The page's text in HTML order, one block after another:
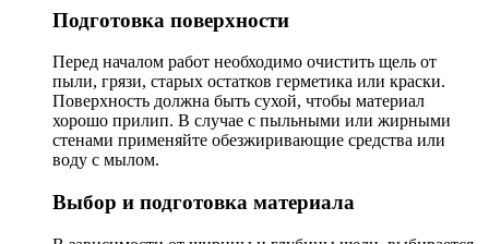
Подготовка поверхности
Перед началом работ необходимо очистить щель от
пыли, грязи, старых остатков герметика или краски.
Поверхность должна быть сухой, чтобы материал
хорошо прилип. В случае с пыльными или жирными
стенами применяйте обезжиривающие средства или
воду с мылом.
Выбор и подготовка материала